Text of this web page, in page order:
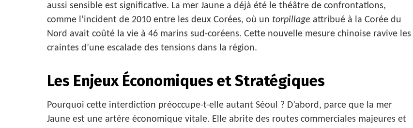
aussi sensible est significative. La mer Jaune a déjà été le théâtre de confrontations,
comme l’incident de 2010 entre les deux Corées, où un torpillage attribué à la Corée du
Nord avait coûté la vie à 46 marins sud-coréens. Cette nouvelle mesure chinoise ravive les
craintes d’une escalade des tensions dans la région.
Les Enjeux Économiques et Stratégiques
Pourquoi cette interdiction préoccupe-t-elle autant Séoul ? D’abord, parce que la mer
Jaune est une artère économique vitale. Elle abrite des routes commerciales majeures et